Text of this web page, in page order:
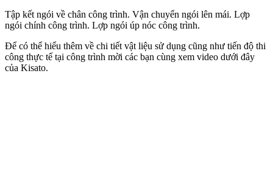
Tập kết ngói về chân công trình. Vận chuyển ngói lên mái. Lợp
ngói chính công trình. Lợp ngói úp nóc công trình.
Để có thể hiểu thêm về chi tiết vật liệu sử dụng cũng như tiến độ thi
công thực tế tại công trình mời các bạn cùng xem video dưới đây
của Kisato.